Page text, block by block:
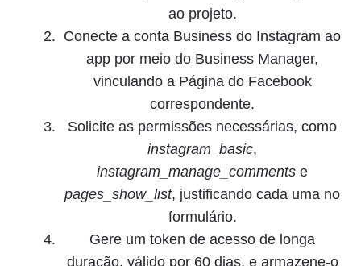
ao projeto.
Conecte a conta Business do Instagram ao
app por meio do Business Manager,
vinculando a Página do Facebook
correspondente.
Solicite as permissões necessárias, como
instagram_basic,
instagram_manage_comments e
pages_show_list, justificando cada uma no
formulário.
Gere um token de acesso de longa
duração, válido por 60 dias, e armazene-o